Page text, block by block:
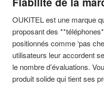
OUKITEL est une marque
proposant des
positionnés comme ‘pas
utilisateurs leur accordent
le nombre d’évaluations.
produit solide qui tient ses